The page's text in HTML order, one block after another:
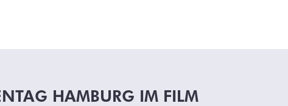
HAMBURG IM FILM